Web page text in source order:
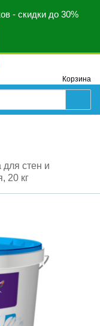
- скидки до 30%
Корзина
для стен и
20 кг